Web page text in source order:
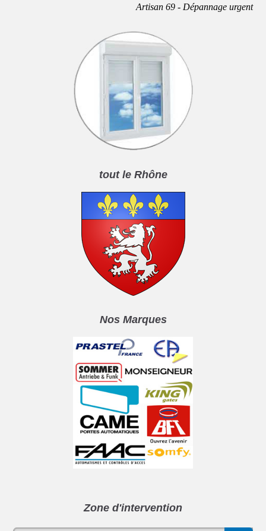
Artisan 69 - Dépannage urgent
tout le Rhône
Nos Marques
Zone d'intervention